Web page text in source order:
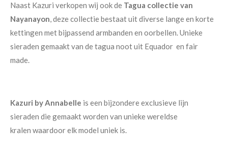
Naast Kazuri verkopen wij ook de Tagua collectie van
Nayanayon, deze collectie bestaat uit diverse lange en korte
kettingen met bijpassend armbanden en oorbellen. Unieke
sieraden gemaakt van de tagua noot uit Equador en fair
made.
Kazuri by Annabelle is een bijzondere exclusieve lijn
sieraden die gemaakt worden van unieke wereldse
kralen waardoor elk model uniek is.